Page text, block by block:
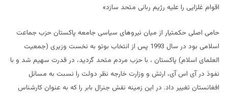
اقوام غلزایی را علیه رژیم ربانی متحد سازد»
حامی اصلی حکمتیار از میان نیروهای سیاسی جامعه پاکستان حزب جماعت
اسلامی بود در سال 1993 پس از انتخاب بوتو به نخست وزیری (جمعیت
العلمای اسلام) پاکستان ، با حزب مردم متحد گردید، در قدرت سهیم شد و با
نفوذ در آی اس آی، ارتش و وزارت خارجه نظر دولت را نسبت به مسائل
افغانستان تغییر داد. در این زمینه نقش جنرال بابر را که به عنوان کارشناس